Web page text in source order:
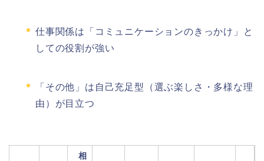
仕事関係は「コミュニケーションのきっかけ」と
しての役割が強い
「その他」は自己充足型（選ぶ楽しさ・多様な理
由）が目立つ
相